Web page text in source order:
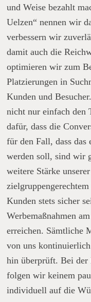
und Weise bezahlt
Uelzen“ nennen wir
verbessern wir
damit auch die
optimieren wir zum
Platzierungen in
Kunden und
nicht nur einfach den
dafür, dass die
für den Fall, dass das
werden soll, sind wir
weitere Stärke
Kunden stets sicher
Werbemaßnahmen
erreichen. Sämtliche
von uns
hin überprüft. Bei der
folgen wir keinem
individuell auf die